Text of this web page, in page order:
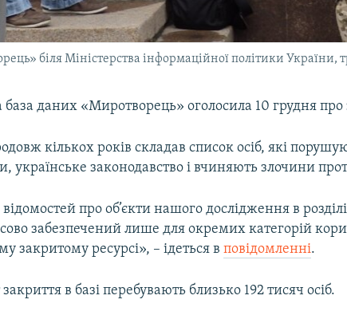
біля Міністерства інформаційної політики України,
база даних «Миротворець» оголосила 10 грудня про
кількох років складав список осіб, які
українське законодавство і вчиняють злочини
про об’єкти нашого дослідження в
забезпечений лише для окремих категорій
закритому ресурсі», – ідеться вповідомленні.
в базі перебувають близько 192 тисяч осіб.